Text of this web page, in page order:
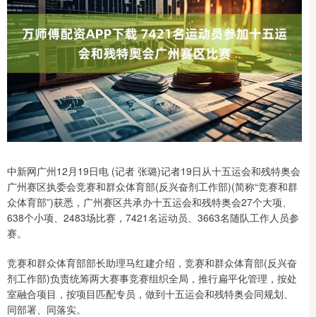
中新网广州12月19日电 (记者 张璐)记者19日从十五运会和残特奥会
广州赛区执委会竞赛和群众体育部(反兴奋剂工作部)(简称“竞赛和群
众体育部”)获悉，广州赛区共承办十五运会和残特奥会27个大项、
638个小项、2483场比赛，7421名运动员、3663名随队工作人员参
赛。
竞赛和群众体育部部长助理马红建介绍，竞赛和群众体育部(反兴奋
剂工作部)负责统筹两大赛事竞赛组织全局，推行扁平化管理，按处
室融合项目，按项目匹配专员，做到十五运会和残特奥会同规划、
同部署、同落实。